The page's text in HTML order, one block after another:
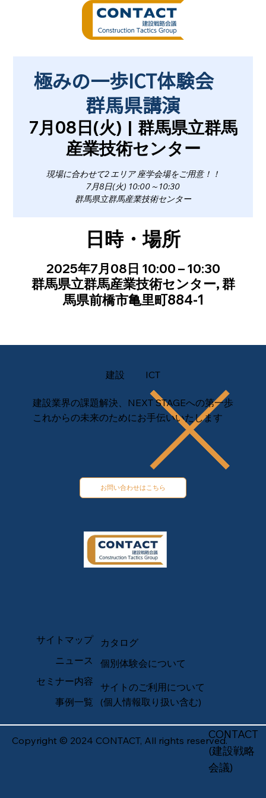
極みの一歩ICT体験会
群馬県講演
7月08日(火)
  |
群馬県立群馬
産業技術センター
現場に合わせて2 エリア 座学会場をご用意！！
7月8日(火) 10:00～10:30
群馬県立群馬産業技術センター
日時・場所
2025年7月08日 10:00 – 10:30
群馬県立群馬産業技術センター, 群
馬県前橋市亀里町884-1
建設 ICT
建設業界の課題解決、NEXT STAGEへの第一歩
これからの未来のためにお手伝いいたします
お問い合わせはこちら
サイトマップ
ニュース
セミナー内容
事例一覧
カタログ
個別体験会について
サイトのご利用について
(個人情報取り扱い含む)
Copyright © 2024 CONTACT, All rights reserved.CONTACT
(建設戦略
会議)